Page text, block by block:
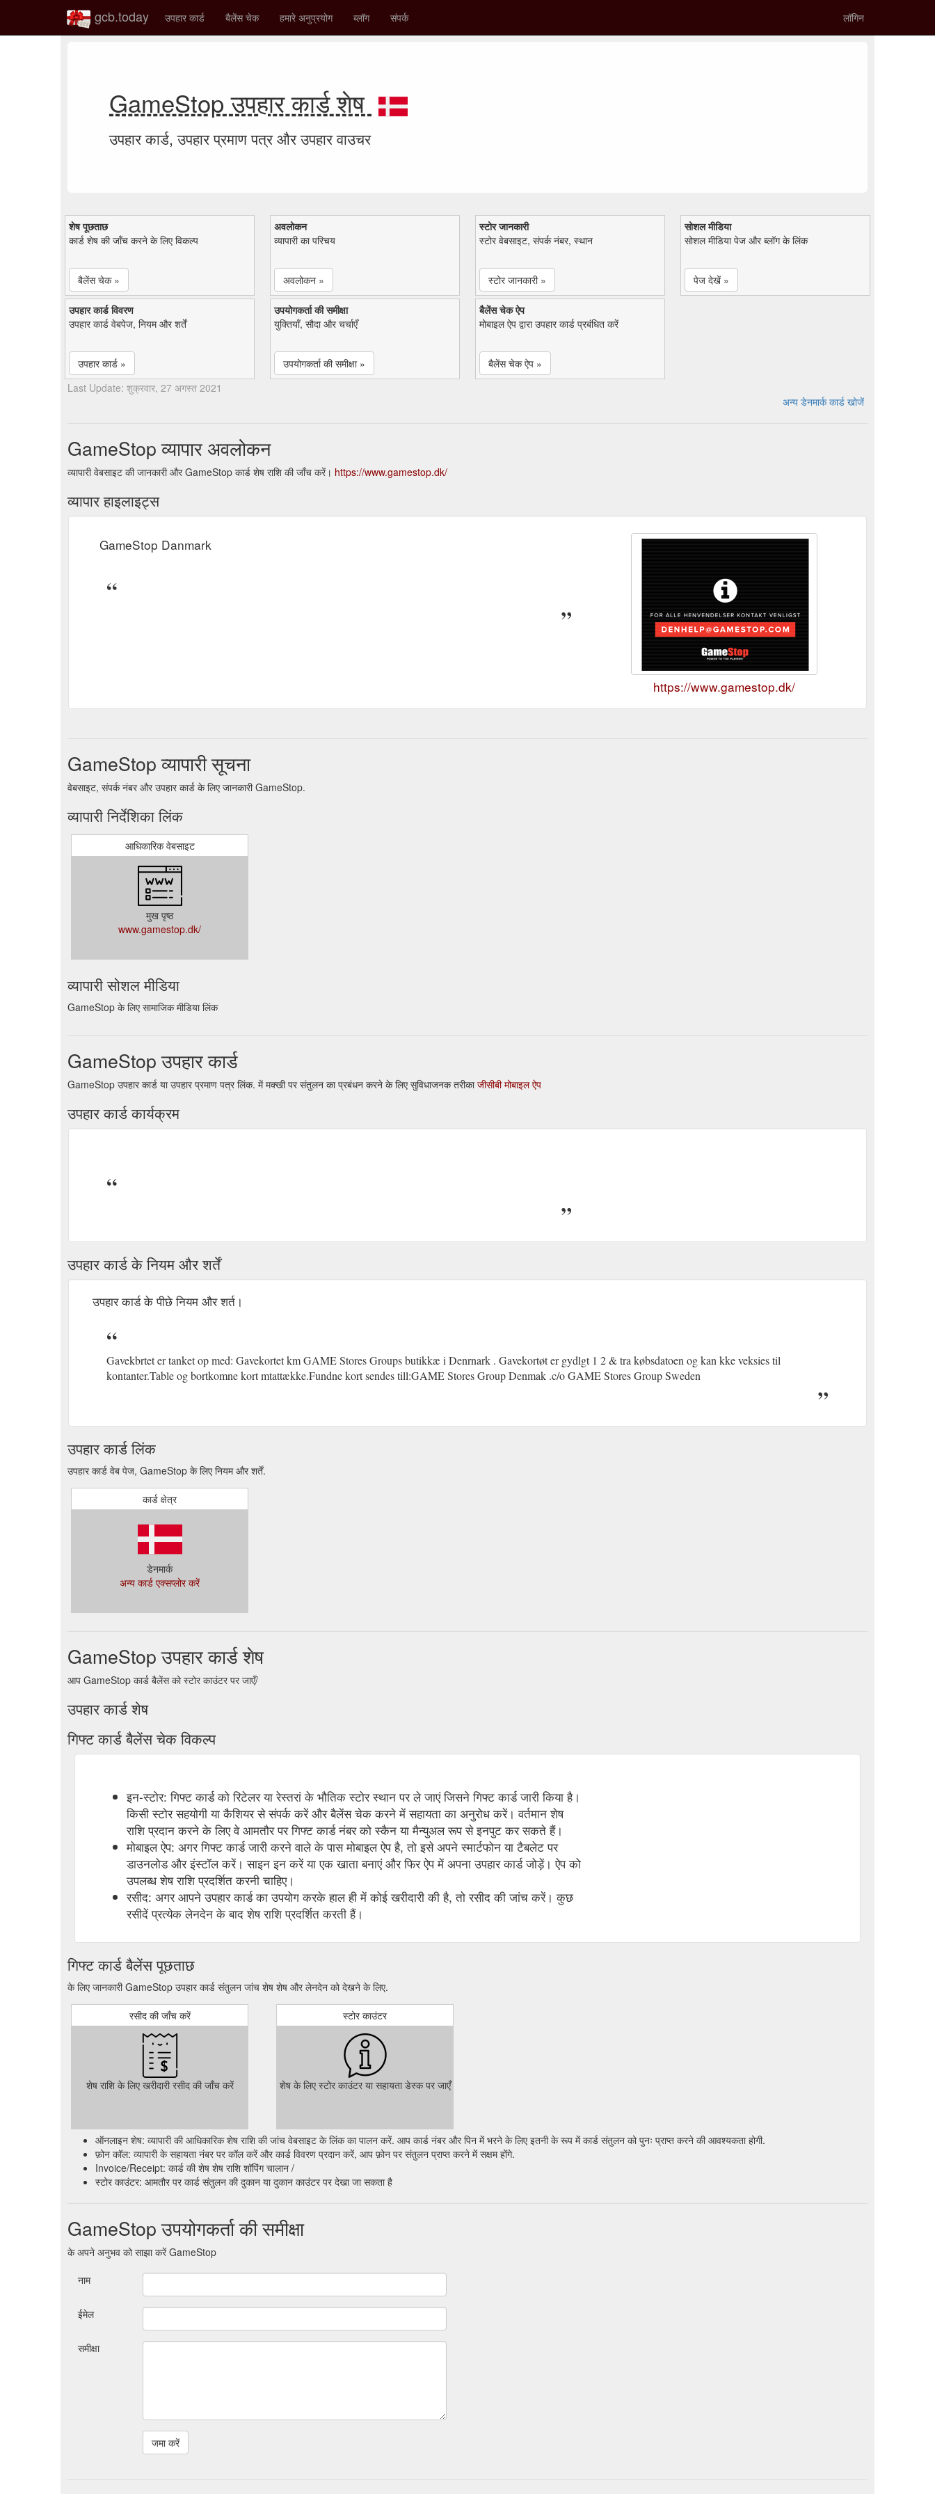
gcb.today उपहार कार्ड बैलेंस चेक हमारे अनुप्रयोग ब्लॉग संपर्क लॉगिन
GameStop उपहार कार्ड शेष
उपहार कार्ड, उपहार प्रमाण पत्र और उपहार वाउचर
शेष पूछताछ
कार्ड शेष की जाँच करने के लिए विकल्प
बैलेंस चेक »
अवलोकन
व्यापारी का परिचय
अवलोकन »
स्टोर जानकारी
स्टोर वेबसाइट, संपर्क नंबर, स्थान
स्टोर जानकारी »
सोशल मीडिया
सोशल मीडिया पेज और ब्लॉग के लिंक
पेज देखें »
उपहार कार्ड विवरण
उपहार कार्ड वेबपेज, नियम और शर्तें
उपहार कार्ड »
उपयोगकर्ता की समीक्षा
युक्तियाँ, सौदा और चर्चाएँ
उपयोगकर्ता की समीक्षा »
बैलेंस चेक ऐप
मोबाइल ऐप द्वारा उपहार कार्ड प्रबंधित करें
बैलेंस चेक ऐप »
Last Update: शुक्रवार, 27 अगस्त 2021
अन्य डेनमार्क कार्ड खोजें
GameStop व्यापार अवलोकन
व्यापारी वेबसाइट की जानकारी और GameStop कार्ड शेष राशि की जाँच करें। https://www.gamestop.dk/
व्यापार हाइलाइट्स
GameStop Danmark
https://www.gamestop.dk/
GameStop व्यापारी सूचना
वेबसाइट, संपर्क नंबर और उपहार कार्ड के लिए जानकारी GameStop.
व्यापारी निर्देशिका लिंक
आधिकारिक वेबसाइट
मुख पृष्ठ
www.gamestop.dk/
व्यापारी सोशल मीडिया
GameStop के लिए सामाजिक मीडिया लिंक
GameStop उपहार कार्ड
GameStop उपहार कार्ड या उपहार प्रमाण पत्र लिंक. में मक्खी पर संतुलन का प्रबंधन करने के लिए सुविधाजनक तरीकाजीसीबी मोबाइल ऐप
उपहार कार्ड कार्यक्रम
उपहार कार्ड के नियम और शर्तें
उपहार कार्ड के पीछे नियम और शर्त।
Gavekbrtet er tanket op med: Gavekortet km GAME Stores Groups butikkæ i Denrnark . Gavekortøt er gydlgt 1 2 & tra købsdatoen og kan kke veksies til
kontanter.Table og bortkomne kort mtattække.Fundne kort sendes till:GAME Stores Group Denmak .c/o GAME Stores Group Sweden
उपहार कार्ड लिंक
उपहार कार्ड वेब पेज, GameStop के लिए नियम और शर्तें.
कार्ड क्षेत्र
डेनमार्क
अन्य कार्ड एक्सप्लोर करें
GameStop उपहार कार्ड शेष
आप GameStop कार्ड बैलेंस को स्टोर काउंटर पर जाएँ/
उपहार कार्ड शेष
गिफ्ट कार्ड बैलेंस चेक विकल्प
इन-स्टोर: गिफ्ट कार्ड को रिटेलर या रेस्तरां के भौतिक स्टोर स्थान पर ले जाएं जिसने गिफ्ट कार्ड जारी किया है।
किसी स्टोर सहयोगी या कैशियर से संपर्क करें और बैलेंस चेक करने में सहायता का अनुरोध करें। वर्तमान शेष
राशि प्रदान करने के लिए वे आमतौर पर गिफ्ट कार्ड नंबर को स्कैन या मैन्युअल रूप से इनपुट कर सकते हैं।
मोबाइल ऐप: अगर गिफ्ट कार्ड जारी करने वाले के पास मोबाइल ऐप है, तो इसे अपने स्मार्टफोन या टैबलेट पर
डाउनलोड और इंस्टॉल करें। साइन इन करें या एक खाता बनाएं और फिर ऐप में अपना उपहार कार्ड जोड़ें। ऐप को
उपलब्ध शेष राशि प्रदर्शित करनी चाहिए।
रसीद: अगर आपने उपहार कार्ड का उपयोग करके हाल ही में कोई खरीदारी की है, तो रसीद की जांच करें। कुछ
रसीदें प्रत्येक लेनदेन के बाद शेष राशि प्रदर्शित करती हैं।
गिफ्ट कार्ड बैलेंस पूछताछ
के लिए जानकारी GameStop उपहार कार्ड संतुलन जांच शेष शेष और लेनदेन को देखने के लिए.
रसीद की जाँच करें
शेष राशि के लिए खरीदारी रसीद की जाँच करें
स्टोर काउंटर
शेष के लिए स्टोर काउंटर या सहायता डेस्क पर जाएँ
ऑनलाइन शेष: व्यापारी की आधिकारिक शेष राशि की जांच वेबसाइट के लिंक का पालन करें. आप कार्ड नंबर और पिन में भरने के लिए इतनी के रूप में कार्ड संतुलन को पुनः प्राप्त करने की आवश्यकता होगी.
फ़ोन कॉल: व्यापारी के सहायता नंबर पर कॉल करें और कार्ड विवरण प्रदान करें, आप फ़ोन पर संतुलन प्राप्त करने में सक्षम होंगे.
Invoice/Receipt: कार्ड की शेष शेष राशि शॉपिंग चालान /
स्टोर काउंटर: आमतौर पर कार्ड संतुलन की दुकान या दुकान काउंटर पर देखा जा सकता है
GameStop उपयोगकर्ता की समीक्षा
के अपने अनुभव को साझा करें GameStop
नाम
ईमेल
समीक्षा